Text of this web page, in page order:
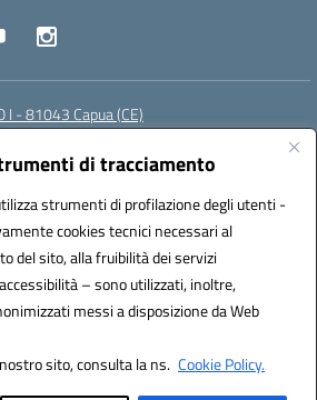
di tracciamento
strumenti di profilazione degli utenti -
cookies tecnici necessari al
del sito, alla fruibilità dei servizi
– sono utilizzati, inoltre,
messi a disposizione da Web
sito, consulta la ns. Cookie Policy.
I - 81043 Capua (CE)
(PEC):cepm03000d@pec.istruzione.it
Amministrazioni (IPA): istsc_cepm03000d
UF7IYN
Powered by 3D Solution S.r.l.
& Design by Designers Italia